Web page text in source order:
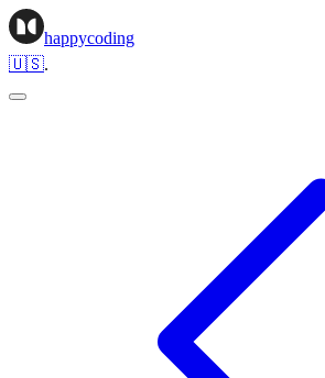
happycoding
🇺🇸.